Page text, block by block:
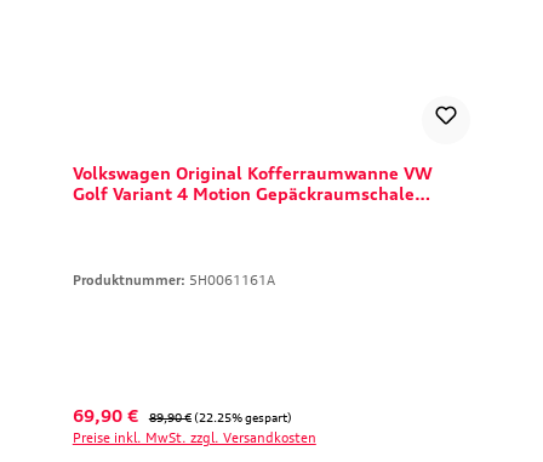
Volkswagen Original Kofferraumwanne VW
Golf Variant 4 Motion Gepäckraumschale
Produktnummer: 5H0061161A
Verkaufspreis:
69,90 € Regulärer Preis:
89,90 € (22.25% gespart)
Preise inkl. MwSt. zzgl. Versandkosten